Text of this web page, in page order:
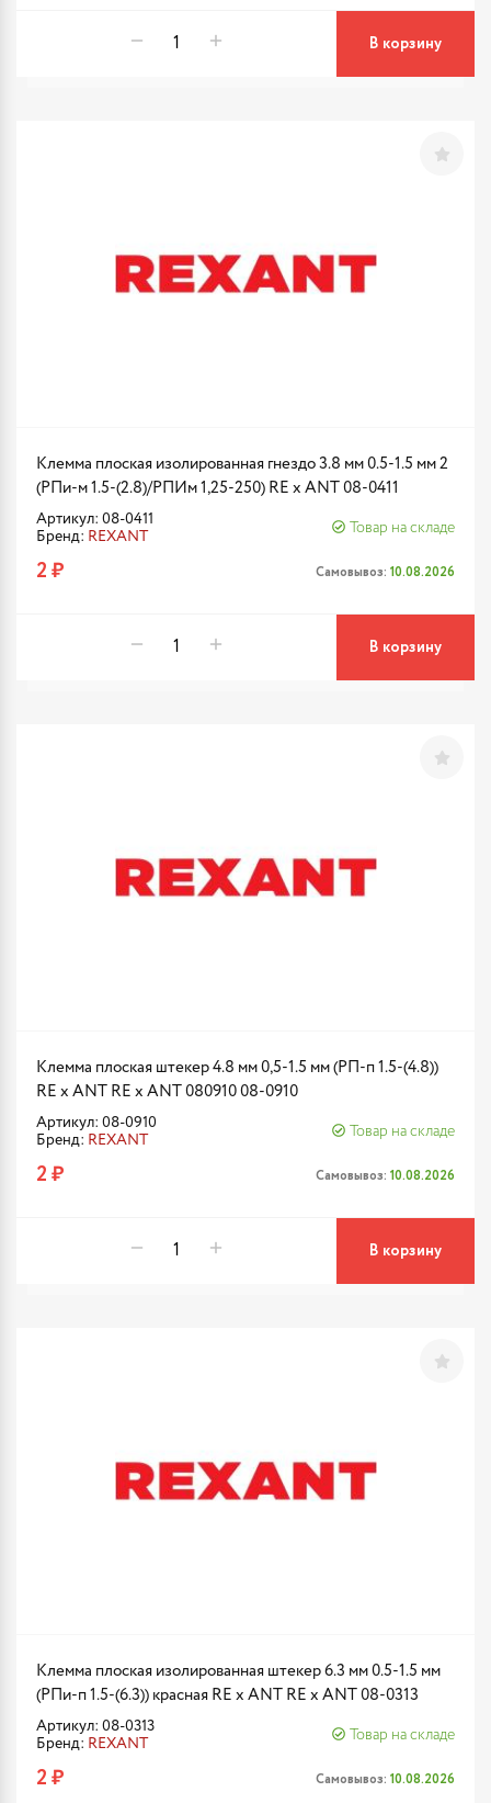
В корзину
Клемма плоская изолированная гнездо 3.8 мм 0.5-1.5 мм 2
(РПи-м 1.5-(2.8)/РПИм 1,25-250) RE x ANT 08-0411
Артикул: 08-0411
Бренд: REXANT
Товар на складе
2 ₽ Самовывоз: 10.08.2026
В корзину
Клемма плоская штекер 4.8 мм 0,5-1.5 мм (РП-п 1.5-(4.8))
RE x ANT RE x ANT 080910 08-0910
Артикул: 08-0910
Бренд: REXANT
Товар на складе
2 ₽ Самовывоз: 10.08.2026
В корзину
Клемма плоская изолированная штекер 6.3 мм 0.5-1.5 мм
(РПи-п 1.5-(6.3)) красная RE x ANT RE x ANT 08-0313
Артикул: 08-0313
Бренд: REXANT
Товар на складе
2 ₽ Самовывоз: 10.08.2026